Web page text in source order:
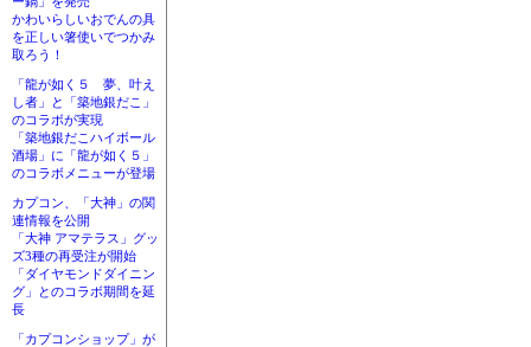
かわいらしいおでんの具
を正しい箸使いでつかみ
取ろう！
「龍が如く５ 夢、叶え
し者」と「築地銀だこ」
のコラボが実現
「築地銀だこハイボール
酒場」に「龍が如く５」
のコラボメニューが登場
カプコン、「大神」の関
連情報を公開
「大神 アマテラス」グッ
ズ3種の再受注が開始
「ダイヤモンドダイニン
グ」とのコラボ期間を延
長
「カプコンショップ」が